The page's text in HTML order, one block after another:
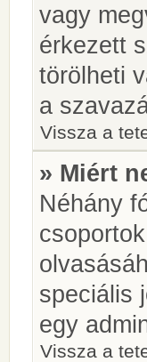
vagy
érkezett
törölheti
a
Vissza a
» Miért
Néhány
speciális
egy
Vissza a